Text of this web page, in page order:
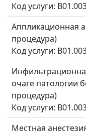
Код услуги:
Аппликационная
процедура)
Код услуги:
очаге патологии
процедура)
Код услуги:
Местная